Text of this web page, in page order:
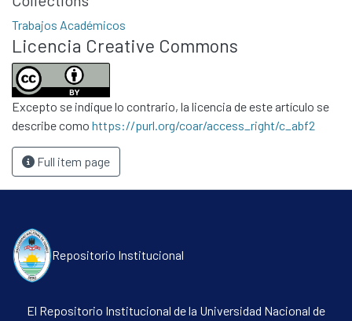
Statistics
Contacto
Trabajos Académicos
Licencia Creative Commons
Excepto se indique lo contrario, la licencia de este artículo se
describe como https://purl.org/coar/access_right/c_abf2
Full item page
Repositorio Institucional
El Repositorio Institucional de la Universidad Nacional de